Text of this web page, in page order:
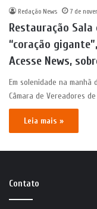
Redação News 7 de
Restauração
“coração
Acesse News,
Em solenidade na manhã
Câmara de Vereadores
Leia mais »
Contato